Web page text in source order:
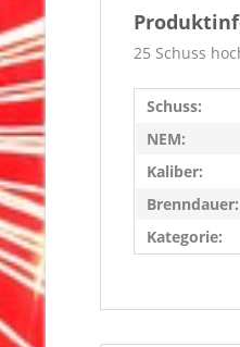
25 Schuss
Schuss:
NEM:
Kaliber:
Brenndauer:
Kategorie: